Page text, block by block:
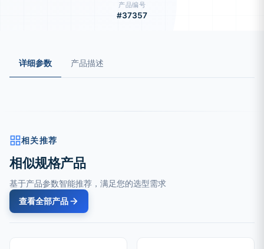
产品编号
#37357
详细参数 产品描述
相关推荐
相似规格产品
基于产品参数智能推荐，满足您的选型需求
查看全部产品